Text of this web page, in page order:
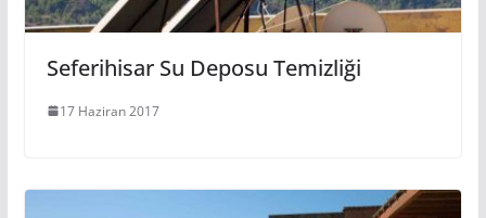
Seferihisar Su Deposu Temizliği
17 Haziran 2017